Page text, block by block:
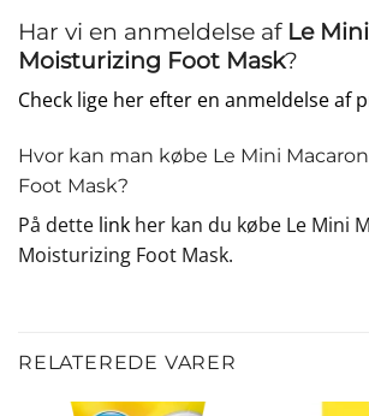
Har vi en anmeldelse af Le
Moisturizing Foot Mask?
Check lige her efter en anmeldelse af
Hvor kan man købe Le Mini
Foot Mask?
På dette link her kan du købe Le Mini
Moisturizing Foot Mask.
RELATEREDE VARER